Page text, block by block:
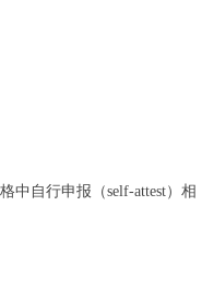
中自行申报（self-attest）相